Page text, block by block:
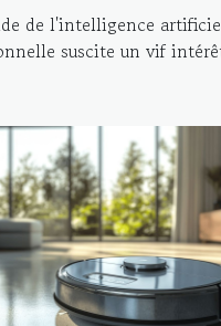
à ChatGPT
de l'intelligence
suscite un vif